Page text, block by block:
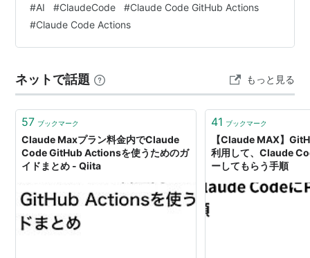
す！
#AI #ClaudeCode #Claude Code GitHub Actions
#Claude Code Actions
ネットで話題 もっと見る
57 ブックマーク
Claude Maxプラン料金内でClaude
Code GitHub Actionsを使うためのガ
イドまとめ - Qiita
41 ブックマーク
【Claude MAX】
利用して、Claude
ーしてもらう手順